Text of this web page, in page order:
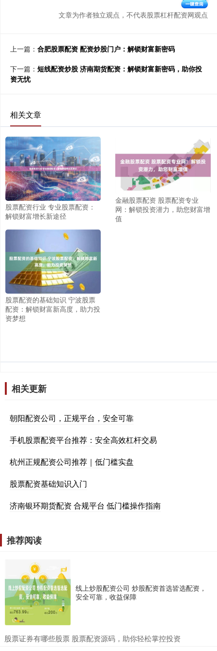
文章为作者独立观点，不代表股票杠杆配资网观点
上一篇： 合肥股票配资 配资炒股门户：解锁财富新密码
下一篇： 短线配资炒股 济南期货配资：解锁财富新密码，助你投
资无忧
相关文章
股票配资行业 专业股票配资：
解锁财富增长新途径
金融股票配资 股票配资专业
网：解锁投资潜力，助您财富增
值
股票配资的基础知识 宁波股票
配资：解锁财富新高度，助力投
资梦想
相关更新
朝阳配资公司，正规平台，安全可靠
手机股票配资平台推荐：安全高效杠杆交易
杭州正规配资公司推荐｜低门槛实盘
股票配资基础知识入门
济南银环期货配资 合规平台 低门槛操作指南
推荐阅读
线上炒股配资公司 炒股配资首选皆选配资，
安全可靠，收益保障
​股票证券有哪些股票 股票配资源码，助你轻松掌控投资